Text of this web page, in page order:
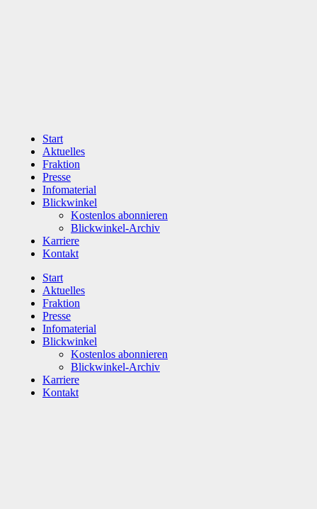
Start
Aktuelles
Fraktion
Presse
Infomaterial
Blickwinkel
Kostenlos abonnieren
Blickwinkel-Archiv
Karriere
Kontakt
Start
Aktuelles
Fraktion
Presse
Infomaterial
Blickwinkel
Kostenlos abonnieren
Blickwinkel-Archiv
Karriere
Kontakt